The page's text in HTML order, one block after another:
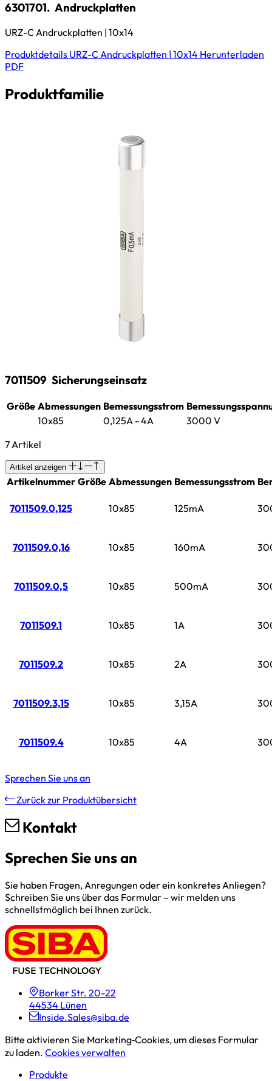
6301701. Andruckplatten
URZ-C Andruckplatten | 10x14
Produktdetails URZ-C Andruckplatten | 10x14 Herunterladen
PDF
Produktfamilie
7011509 Sicherungseinsatz
Größe Abmessungen Bemessungsstrom
10x85
0,125A - 4A
3000 V
7 Artikel
Artikel anzeigen
Artikelnummer Größe Abmessungen Bemessungsstrom
7011509.0,125 10x85 125mA
7011509.0,16 10x85 160mA
7011509.0,5 10x85 500mA
7011509.1 10x85 1A
7011509.2 10x85 2A
7011509.3,15 10x85 3,15A
7011509.4 10x85 4A
Sprechen Sie uns an
Zurück zur Produktübersicht
Kontakt
Sprechen Sie uns an
Sie haben Fragen, Anregungen oder ein konkretes Anliegen?
Schreiben Sie uns über das Formular – wir melden uns
schnellstmöglich bei Ihnen zurück.
Borker Str. 20-22
44534 Lünen
Inside.Sales@siba.de
Bitte aktivieren Sie Marketing‑Cookies, um dieses Formular
zu laden. Cookies verwalten
Produkte